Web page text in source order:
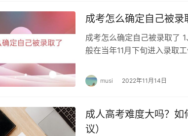
的收费标准如下：
用省财政厅统一监制的山东省财政票据（电子）。
成考怎么确定自己被录
成考怎么确定自己被录取了
般在当年11月下旬进入录取
musi 2022年11月14日
成人高考难度大吗？
议）